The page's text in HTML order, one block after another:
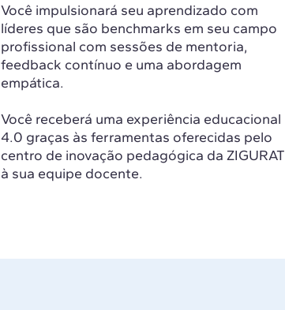
Você impulsionará seu aprendizado com
líderes que são benchmarks em seu campo
profissional com sessões de mentoria,
feedback contínuo e uma abordagem
empática.
Você receberá uma experiência educacional
4.0 graças às ferramentas oferecidas pelo
centro de inovação pedagógica da ZIGURAT
à sua equipe docente.